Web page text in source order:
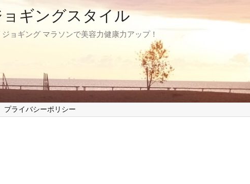
ギングスタイル
ョギング マラソンで美容力健康力アップ！
プライバシーポリシー